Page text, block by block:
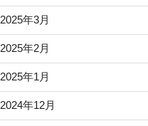
2025年3月
2025年2月
2025年1月
2024年12月